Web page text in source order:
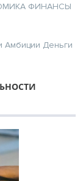
ФИНАНСЫ
Амбиции Деньги